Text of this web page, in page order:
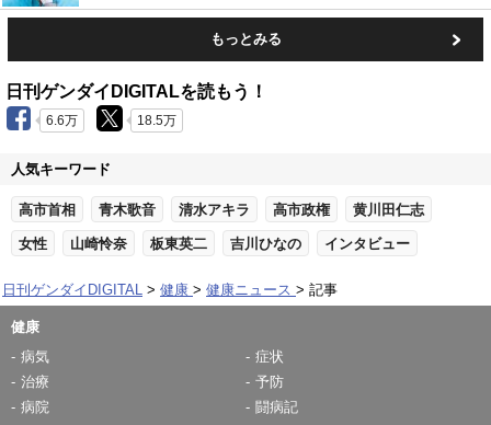
もっとみる
日刊ゲンダイDIGITALを読もう！
6.6万 18.5万
人気キーワード
高市首相 青木歌音 清水アキラ 高市政権 黄川田仁志
女性 山崎怜奈 板東英二 吉川ひなの インタビュー
日刊ゲンダイDIGITAL 健康 健康ニュース 記事
健康
病気
症状
治療
予防
病院
闘病記